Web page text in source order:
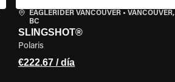
EAGLERIDER VANCOUVER• VANCOUVER,
BC
SLINGSHOT®
Polaris
€222.67 / día